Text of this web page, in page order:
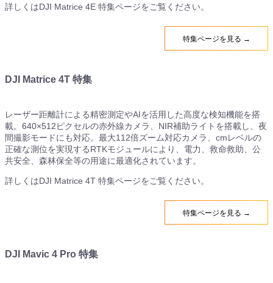
詳しくはDJI Matrice 4E 特集ページをご覧ください。
特集ページを見る →
DJI Matrice 4T 特集
レーザー距離計による精密測定やAIを活用した高度な検知機能を搭
載。640×512ピクセルの赤外線カメラ、NIR補助ライトを搭載し、夜
間撮影モードにも対応。最大112倍ズーム対応カメラ、cmレベルの
正確な測位を実現するRTKモジュールにより、電力、救命救助、公
共安全、森林保全等の用途に最適化されています。
詳しくはDJI Matrice 4T 特集ページをご覧ください。
特集ページを見る →
DJI Mavic 4 Pro 特集